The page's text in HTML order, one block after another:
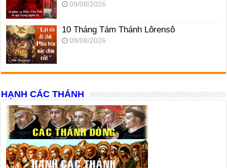
09/08/2026
10 Tháng Tám Thánh Lôrensô
09/08/2026
HẠNH CÁC THÁNH